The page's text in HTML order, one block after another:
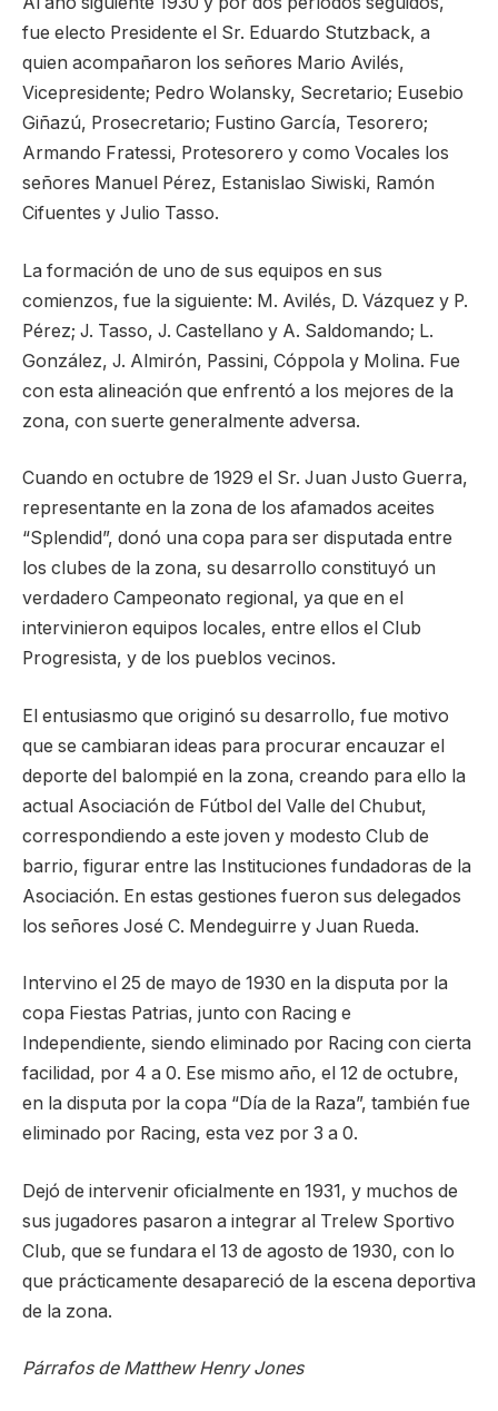
fue electo Presidente el Sr. Eduardo Stutzback, a
quien acompañaron los señores Mario Avilés,
Vicepresidente; Pedro Wolansky, Secretario; Eusebio
Giñazú, Prosecretario; Fustino García, Tesorero;
Armando Fratessi, Protesorero y como Vocales los
señores Manuel Pérez, Estanislao Siwiski, Ramón
Cifuentes y Julio Tasso.
La formación de uno de sus equipos en sus
comienzos, fue la siguiente: M. Avilés, D. Vázquez y P.
Pérez; J. Tasso, J. Castellano y A. Saldomando; L.
González, J. Almirón, Passini, Cóppola y Molina. Fue
con esta alineación que enfrentó a los mejores de la
zona, con suerte generalmente adversa.
Cuando en octubre de 1929 el Sr. Juan Justo Guerra,
representante en la zona de los afamados aceites
“Splendid”, donó una copa para ser disputada entre
los clubes de la zona, su desarrollo constituyó un
verdadero Campeonato regional, ya que en el
intervinieron equipos locales, entre ellos el Club
Progresista, y de los pueblos vecinos.
El entusiasmo que originó su desarrollo, fue motivo
que se cambiaran ideas para procurar encauzar el
deporte del balompié en la zona, creando para ello la
actual Asociación de Fútbol del Valle del Chubut,
correspondiendo a este joven y modesto Club de
barrio, figurar entre las Instituciones fundadoras de la
Asociación. En estas gestiones fueron sus delegados
los señores José C. Mendeguirre y Juan Rueda.
Intervino el 25 de mayo de 1930 en la disputa por la
copa Fiestas Patrias, junto con Racing e
Independiente, siendo eliminado por Racing con cierta
facilidad, por 4 a 0. Ese mismo año, el 12 de octubre,
en la disputa por la copa “Día de la Raza”, también fue
eliminado por Racing, esta vez por 3 a 0.
Dejó de intervenir oficialmente en 1931, y muchos de
sus jugadores pasaron a integrar al Trelew Sportivo
Club, que se fundara el 13 de agosto de 1930, con lo
que prácticamente desapareció de la escena deportiva
de la zona.
Párrafos de Matthew Henry Jones